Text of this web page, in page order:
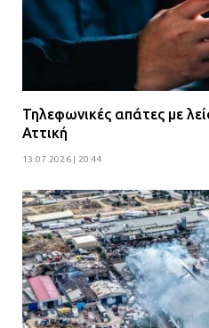
Τηλεφωνικές απάτες με
Αττική
13.07.2026 | 20:44